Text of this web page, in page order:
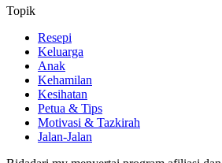
Topik
Resepi
Keluarga
Anak
Kehamilan
Kesihatan
Petua & Tips
Motivasi & Tazkirah
Jalan-Jalan